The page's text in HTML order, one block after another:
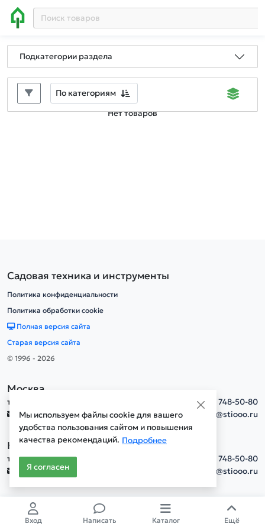
Подкатегории раздела
По категориям
Нет товаров
Мы используем файлы cookie для вашего
удобства пользования сайтом и повышения
качества рекомендаций. Подробнее
Я согласен
Садовая техника и инструменты
Политика конфиденциальности
Политика обработки cookie
Полная версия сайта
Старая версия сайта
© 1996 - 2026
Москва
тел.
+7(495) 748-50-80
info@stiooo.ru
Новосибирск
тел.
+7(495) 748-50-80
info@stiooo.ru
Вход Написать Каталог Ещё